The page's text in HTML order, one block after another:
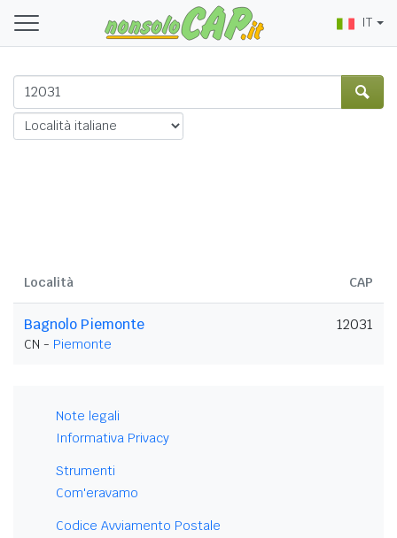
IT
Località CAP
Bagnolo Piemonte
CN - Piemonte
12031
Note legali
Informativa Privacy
Strumenti
Com'eravamo
Codice Avviamento Postale